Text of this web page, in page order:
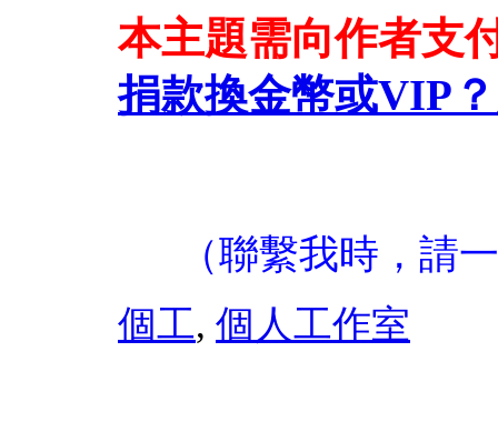
本主題需向作者支
捐款換金幣或VIP？
（聯繫我時，請
個工, 個人工作室